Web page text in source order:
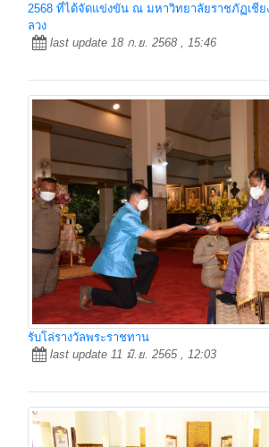
2568 ที่ได้จัดแข่งขัน ณ มหาวิทยาลัยราชภัฏเชีย
ลวง
last update 18 ก.ย. 2568 , 15:46
รับโล่รางวัลพระราชทาน
last update 11 มิ.ย. 2565 , 12:03